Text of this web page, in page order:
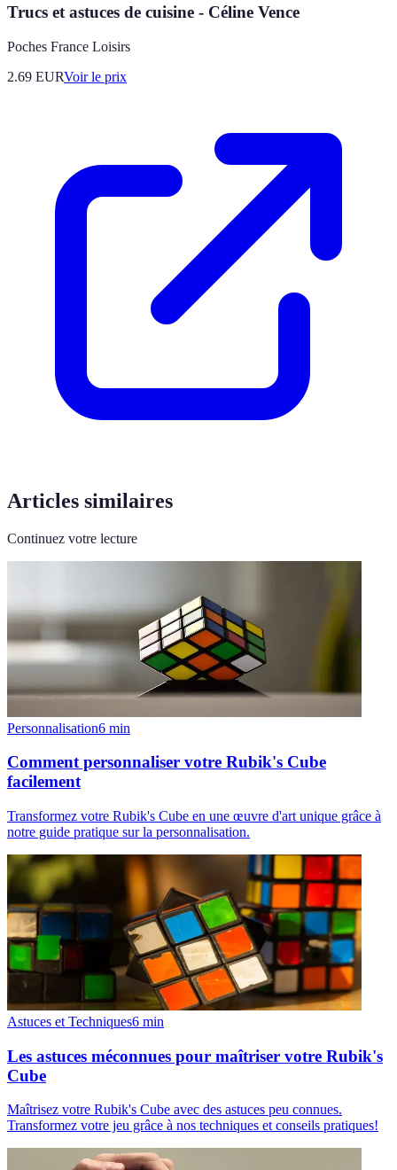
Trucs et astuces de cuisine - Céline Vence
Poches France Loisirs
2.69 EURVoir le prix
Articles similaires
Continuez votre lecture
Personnalisation6 min
Comment personnaliser votre Rubik's Cube
facilement
Transformez votre Rubik's Cube en une œuvre d'art unique grâce à
notre guide pratique sur la personnalisation.
Astuces et Techniques6 min
Les astuces méconnues pour maîtriser votre Rubik's
Cube
Maîtrisez votre Rubik's Cube avec des astuces peu connues.
Transformez votre jeu grâce à nos techniques et conseils pratiques!